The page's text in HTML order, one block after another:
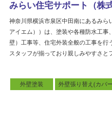
外壁塗装 外壁張り替え(カバ
みらい住宅サポート（株
神奈川県横浜市泉区中田南にあるみら
アイエム））は、塗装や各種防水工
壁）工事等、住宅外装全般の工事を行
スタッフが揃っており親しみやすさと